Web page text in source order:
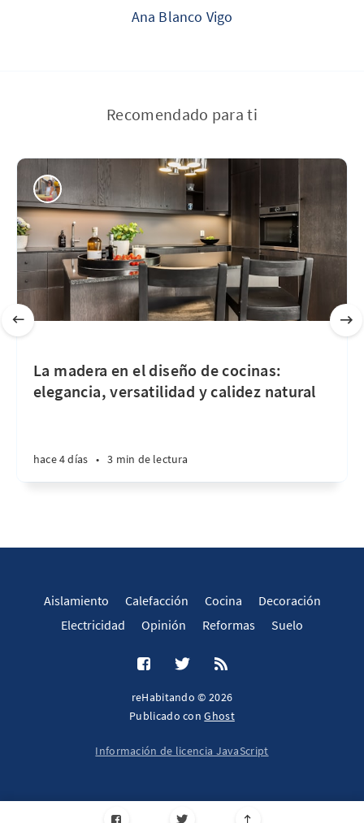
Ana Blanco Vigo
Recomendado para ti
La madera en el diseño de cocinas:
elegancia, versatilidad y calidez natural
hace 4 días • 3 min de lectura
Aislamiento Calefacción Cocina
Decoración
Electricidad
Opinión Reformas Suelo
reHabitando © 2026
Publicado conGhost
Información de licencia JavaScript